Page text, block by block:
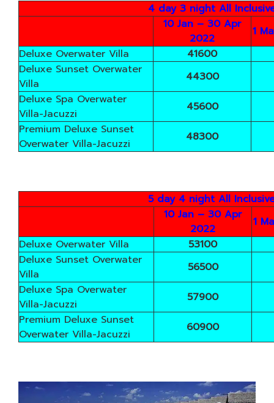
4 day 3 night All
10 Jan – 30 Apr
2022
1
Deluxe Overwater Villa
41600
Deluxe Sunset Overwater
Villa
44300
Deluxe Spa Overwater
Villa-Jacuzzi
45600
Premium Deluxe Sunset
Overwater Villa-Jacuzzi
48300
5 day 4 night All
10 Jan – 30 Apr
2022
1
Deluxe Overwater Villa
53100
Deluxe Sunset Overwater
Villa
56500
Deluxe Spa Overwater
Villa-Jacuzzi
57900
Premium Deluxe Sunset
Overwater Villa-Jacuzzi
60900